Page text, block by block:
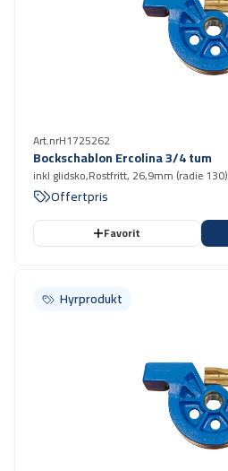
Art.nrH1725262
Bockschablon Ercolina 3/4 tum
inkl glidsko,Rostfritt, 26,9mm (radie 130)
Offertpris
Favorit
Hyrprodukt
Hyrprodukt